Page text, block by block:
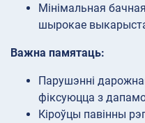
Мінімальная
шырокае
Важна памятаць:
Парушэнні
фіксуюцца з
Кіроўцы павінны